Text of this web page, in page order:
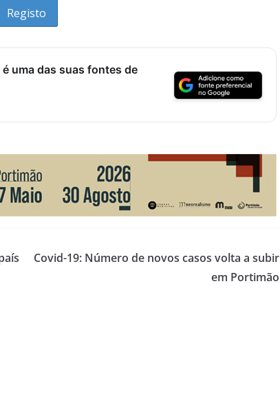
uma das suas fontes de
Covid-19: Número de novos casos volta a subir
em Portimão